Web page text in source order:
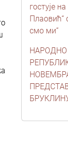
гостује
Плаовић“
смо ми“